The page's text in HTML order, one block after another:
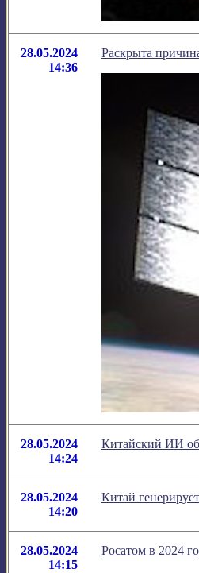
28.05.2024
14:36
Раскрыта
28.05.2024
14:24
Китайский ИИ
28.05.2024
14:20
Китай
28.05.2024
14:15
Росатом в 2024